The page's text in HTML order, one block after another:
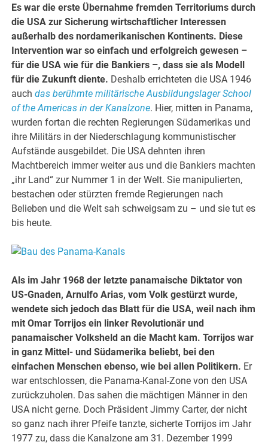
Es war die erste Übernahme fremden Territoriums durch
die USA zur Sicherung wirtschaftlicher Interessen
außerhalb des nordamerikanischen Kontinents. Diese
Intervention war so einfach und erfolgreich gewesen –
für die USA wie für die Bankiers –, dass sie als Modell
für die Zukunft diente. Deshalb errichteten die USA 1946
auchdas berühmte militärische Ausbildungslager School
of the Americas in der Kanalzone. Hier, mitten in Panama,
wurden fortan die rechten Regierungen Südamerikas und
ihre Militärs in der Niederschlagung kommunistischer
Aufstände ausgebildet. Die USA dehnten ihren
Machtbereich immer weiter aus und die Bankiers machten
„ihr Land“ zur Nummer 1 in der Welt. Sie manipulierten,
bestachen oder stürzten fremde Regierungen nach
Belieben und die Welt sah schweigsam zu – und sie tut es
bis heute.
Als im Jahr 1968 der letzte panamaische Diktator von
US-Gnaden, Arnulfo Arias, vom Volk gestürzt wurde,
wendete sich jedoch das Blatt für die USA, weil nach ihm
mit Omar Torrijos ein linker Revolutionär und
panamaischer Volksheld an die Macht kam. Torrijos war
in ganz Mittel- und Südamerika beliebt, bei den
einfachen Menschen ebenso, wie bei allen Politikern. Er
war entschlossen, die Panama-Kanal-Zone von den USA
zurückzuholen. Das sahen die mächtigen Männer in den
USA nicht gerne. Doch Präsident Jimmy Carter, der nicht
so ganz nach ihrer Pfeife tanzte, sicherte Torrijos im Jahr
1977 zu, dass die Kanalzone am 31. Dezember 1999